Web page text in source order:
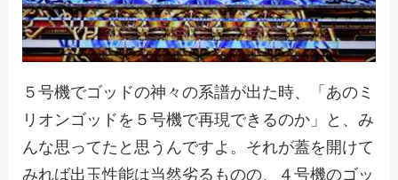
５号機でゴッドの神々の系譜が出た時、「あのミ
リオンゴッドを５号機で再現できるのか」と、み
んな思ってたと思うんですよ。それが蓋を開けて
みれば出玉性能は当然劣るものの、４号機のゴッ